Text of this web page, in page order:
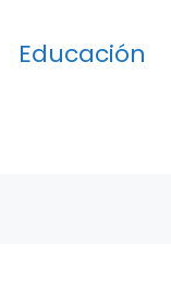
Educación